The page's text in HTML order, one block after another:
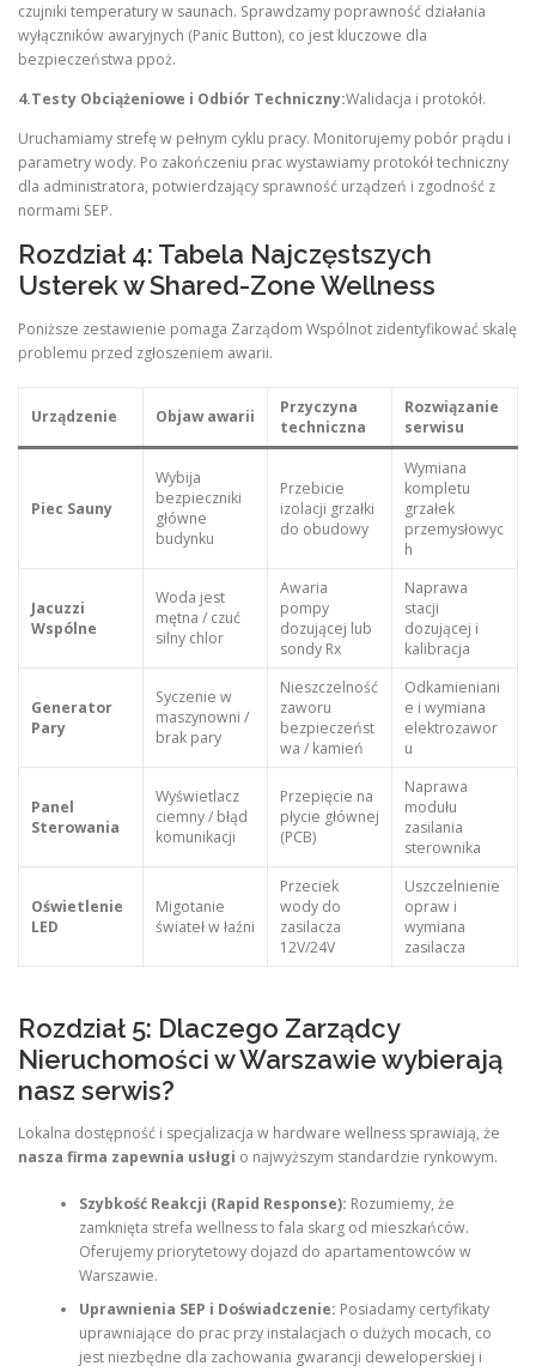
czujniki temperatury w saunach. Sprawdzamy poprawność działania
wyłączników awaryjnych (Panic Button), co jest kluczowe dla
bezpieczeństwa ppoż.
4.Testy Obciążeniowe i Odbiór Techniczny:Walidacja i protokół.
Uruchamiamy strefę w pełnym cyklu pracy. Monitorujemy pobór prądu i
parametry wody. Po zakończeniu prac wystawiamy protokół techniczny
dla administratora, potwierdzający sprawność urządzeń i zgodność z
normami SEP.
Rozdział 4: Tabela Najczęstszych
Usterek w Shared-Zone Wellness
Poniższe zestawienie pomaga Zarządom Wspólnot zidentyfikować skalę
problemu przed zgłoszeniem awarii.
Urządzenie Objaw awarii
Przyczyna
techniczna
Rozwiązanie
serwisu
Piec Sauny
Wybija
bezpieczniki
główne
budynku
Przebicie
izolacji grzałki
do obudowy
Wymiana
kompletu
grzałek
przemysłowyc
h
Jacuzzi
Wspólne
Woda jest
mętna / czuć
silny chlor
Awaria
pompy
dozującej lub
sondy Rx
Naprawa
stacji
dozującej i
kalibracja
Generator
Pary
Syczenie w
maszynowni /
brak pary
Nieszczelność
zaworu
bezpieczeńst
wa / kamień
Odkamieniani
e i wymiana
elektrozawor
u
Panel
Sterowania
Wyświetlacz
ciemny / błąd
komunikacji
Przepięcie na
płycie głównej
(PCB)
Naprawa
modułu
zasilania
sterownika
Oświetlenie
LED
Migotanie
świateł w łaźni
Przeciek
wody do
zasilacza
12V/24V
Uszczelnienie
opraw i
wymiana
zasilacza
Rozdział 5: Dlaczego Zarządcy
Nieruchomości w Warszawie wybierają
nasz serwis?
Lokalna dostępność i specjalizacja w hardware wellness sprawiają, że
nasza firma zapewnia usługi o najwyższym standardzie rynkowym.
Szybkość Reakcji (Rapid Response): Rozumiemy, że
zamknięta strefa wellness to fala skarg od mieszkańców.
Oferujemy priorytetowy dojazd do apartamentowców w
Warszawie.
Uprawnienia SEP i Doświadczenie: Posiadamy certyfikaty
uprawniające do prac przy instalacjach o dużych mocach, co
jest niezbędne dla zachowania gwarancji deweloperskiej i